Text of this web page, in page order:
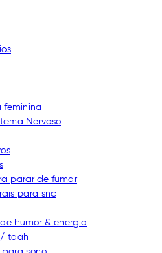
feminina
Nervoso
parar de fumar
para snc
humor & energia
/ tdah